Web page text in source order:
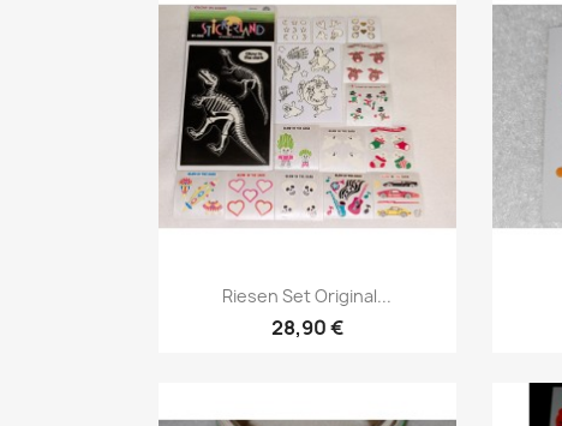
Riesen Set Original...
28,90 €